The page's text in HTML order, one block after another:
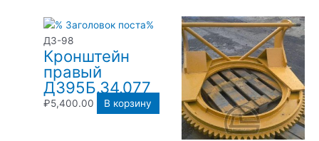
ДЗ-98
Кронштейн
правый
Д395Б.34.077
₽5,400.00 В корзину